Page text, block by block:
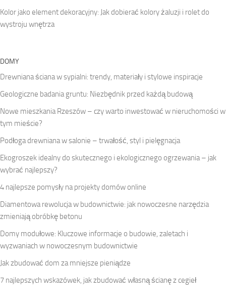
Kolor jako element dekoracyjny: Jak dobierać kolory żaluzji i rolet do
wystroju wnętrza
DOMY
Drewniana ściana w sypialni: trendy, materiały i stylowe inspiracje
Geologiczne badania gruntu: Niezbędnik przed każdą budową
Nowe mieszkania Rzeszów – czy warto inwestować w nieruchomości w
tym mieście?
Podłoga drewniana w salonie – trwałość, styl i pielęgnacja
Ekogroszek idealny do skutecznego i ekologicznego ogrzewania – jak
wybrać najlepszy?
4 najlepsze pomysły na projekty domów online
Diamentowa rewolucja w budownictwie: jak nowoczesne narzędzia
zmieniają obróbkę betonu
Domy modułowe: Kluczowe informacje o budowie, zaletach i
wyzwaniach w nowoczesnym budownictwie
Jak zbudować dom za mniejsze pieniądze
7 najlepszych wskazówek, jak zbudować własną ścianę z cegieł